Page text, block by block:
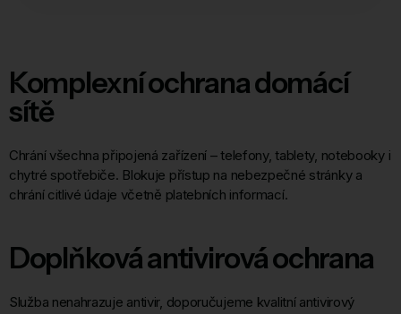
Komplexní ochrana domácí
sítě
Chrání všechna připojená zařízení – telefony, tablety, notebooky i
chytré spotřebiče. Blokuje přístup na nebezpečné stránky a
chrání citlivé údaje včetně platebních informací.
Doplňková antivirová ochrana
Služba nenahrazuje antivir, doporučujeme kvalitní antivirový